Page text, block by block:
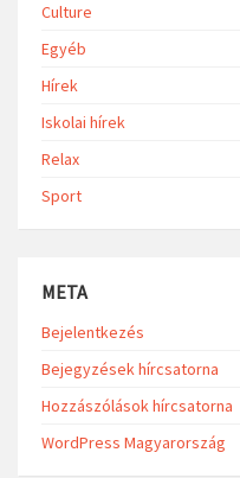
Culture
Egyéb
Hírek
Iskolai hírek
Relax
Sport
META
Bejelentkezés
Bejegyzések hírcsatorna
Hozzászólások hírcsatorna
WordPress Magyarország